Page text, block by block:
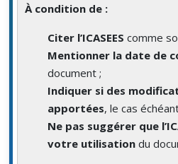
À condition de :
Citer l’ICASEES comme
Mentionner la date de
document ;
Indiquer si des
apportées, le cas
Ne pas suggérer que
votre utilisation du